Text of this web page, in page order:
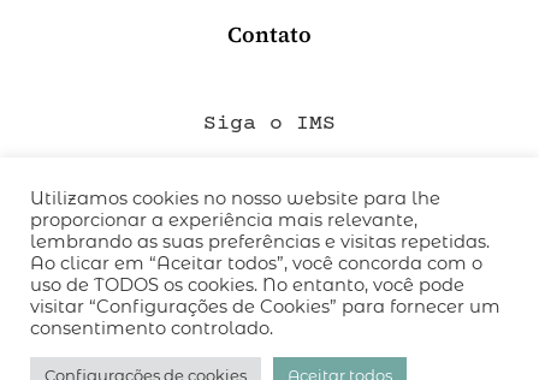
Contato
Siga o IMS
QUEM SOMOS
CÓDIGO DE CONDUTA
POLÍTICA DE PRIVACIDADE
TERMOS DE USO
desenvolvido pelo
Utilizamos cookies no nosso website para lhe
proporcionar a experiência mais relevante,
lembrando as suas preferências e visitas repetidas.
Ao clicar em “Aceitar todos”, você concorda com o
uso de TODOS os cookies. No entanto, você pode
visitar “Configurações de Cookies” para fornecer um
consentimento controlado.
Configurações de cookies Aceitar todos